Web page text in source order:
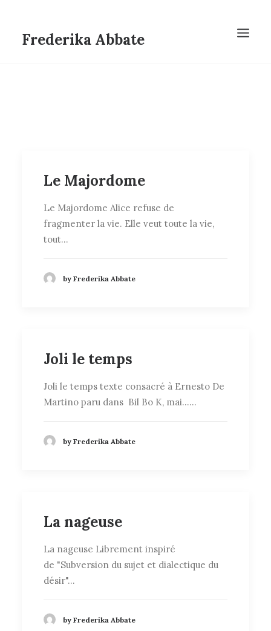
Frederika Abbate
Le Majordome
Le Majordome Alice refuse de
fragmenter la vie. Elle veut toute la vie,
tout…
by Frederika Abbate
Joli le temps
Joli le temps texte consacré à Ernesto De
Martino paru dans Bil Bo K, mai……
by Frederika Abbate
La nageuse
La nageuse Librement inspiré
de "Subversion du sujet et dialectique du
désir"…
by Frederika Abbate